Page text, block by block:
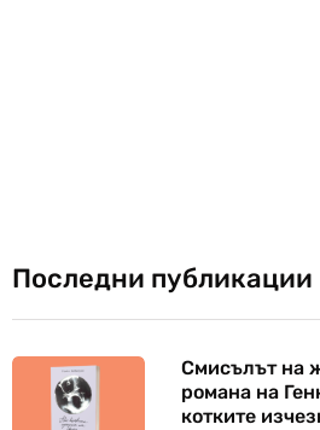
Последни публикации
Смисълът на
романа на
котките